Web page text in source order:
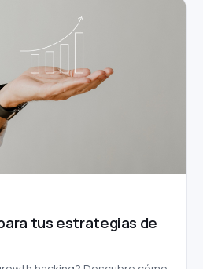
tus estrategias de